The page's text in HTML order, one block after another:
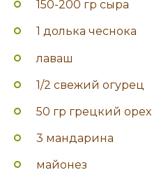
150-200 гр сыра
1 долька чеснока
лаваш
1/2 свежий огурец
50 гр грецкий орех
3 мандарина
майонез